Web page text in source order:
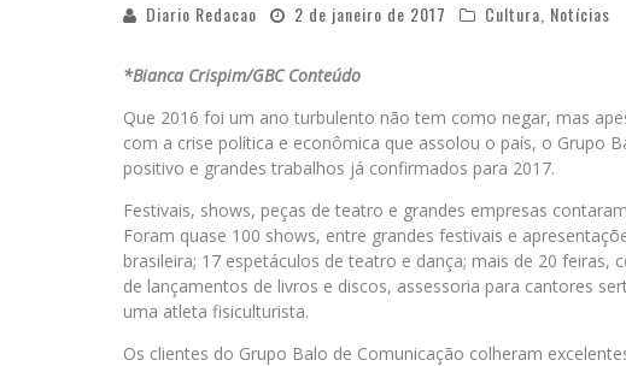
Diario Redacao 2 de janeiro de 2017 Cultura Notícias
*Bianca Crispim/GBC Conteúdo
Que 2016 foi um ano turbulento não tem como negar, mas
com a crise política e econômica que assolou o país, o Grupo
positivo e grandes trabalhos já confirmados para 2017.
Festivais, shows, peças de teatro e grandes empresas
Foram quase 100 shows, entre grandes festivais e
brasileira; 17 espetáculos de teatro e dança; mais de 20
de lançamentos de livros e discos, assessoria para cantores
uma atleta fisiculturista.
Os clientes do Grupo Balo de Comunicação colheram